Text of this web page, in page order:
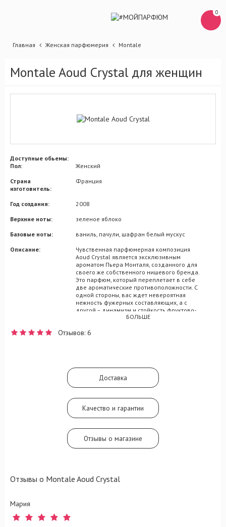
0
Главная Женская парфюмерия Montale
Montale Aoud Crystal для женщин
Доступные обьемы:
Пол:
Женский
Страна
изготовитель:
Франция
Год создания:
2008
Верхние ноты:
зеленое яблоко
Базовые ноты:
ваниль, пачули, шафран белый мускус
Описание:
Чувственная парфюмерная композиция
Aoud Crystal является эксклюзивным
ароматом Пьера Монталя, созданного для
своего же собственного нишевого бренда.
Это парфюм, который переплетает в себе
две ароматические противоположности. С
одной стороны, вас ждет невероятная
нежность фужерных составляющих, а с
другой – динамизм и стойкость фруктово-
древесного наполнения. Подобный набор
парфюму однозначное причисление к
дыни, тиковой древесины, сандала,
ванили и белого мускуса.
БОЛЬШЕ
Отзывов: 6
Доставка
Качество и гарантии
Отзывы о магазине
Отзывы о Montale Aoud Crystal
Мария